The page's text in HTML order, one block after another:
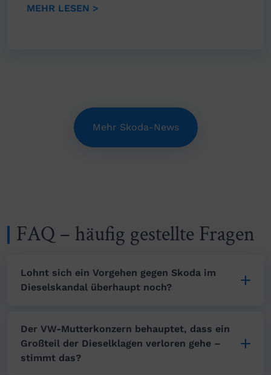
MEHR LESEN >
Mehr Skoda-News
FAQ – häufig gestellte Fragen
Lohnt sich ein Vorgehen gegen Skoda im
Dieselskandal überhaupt noch?
Der VW-Mutterkonzern behauptet, dass ein
Großteil der Dieselklagen verloren gehe –
stimmt das?